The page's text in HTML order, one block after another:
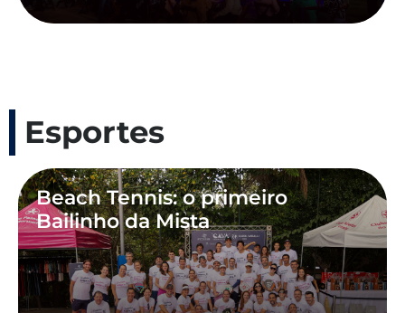
Esportes
Beach Tennis: o primeiro
Bailinho da Mista